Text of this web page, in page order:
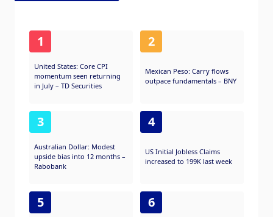
1
United States: Core CPI
momentum seen returning
in July – TD Securities
2
Mexican Peso: Carry flows
outpace fundamentals – BNY
3
Australian Dollar: Modest
upside bias into 12 months –
Rabobank
4
US Initial Jobless Claims
increased to 199K last week
5 6